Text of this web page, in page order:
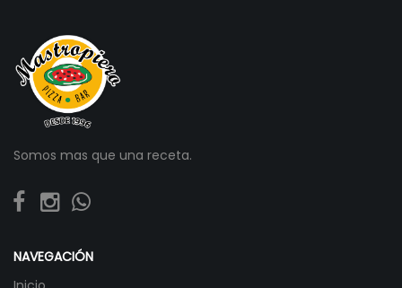
Somos mas que una receta.
NAVEGACIÓN